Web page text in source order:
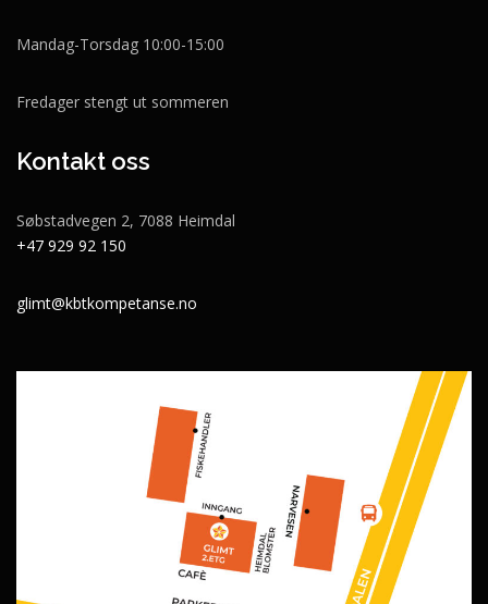
Mandag-Torsdag 10:00-15:00
Fredager stengt ut sommeren
Kontakt oss
Søbstadvegen 2, 7088 Heimdal
+47 929 92 150
glimt@kbtkompetanse.no